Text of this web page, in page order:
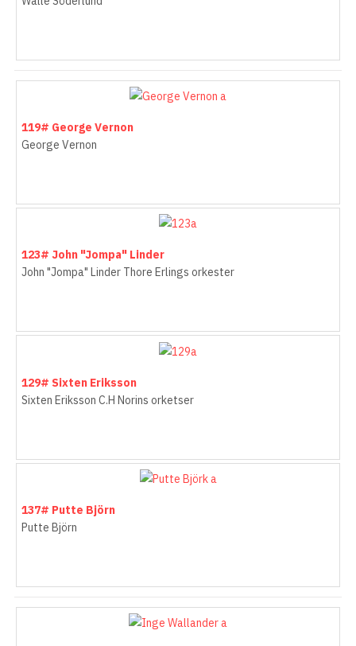
119# George Vernon
George Vernon
123# John "Jompa" Linder
John "Jompa" Linder Thore Erlings orkester
129# Sixten Eriksson
Sixten Eriksson C.H Norins orketser
137# Putte Björn
Putte Björn